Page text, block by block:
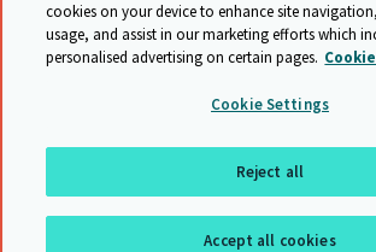
© Cambridge University Press &
Ochrona danych
Statement on modern slavery
Do góry
cookies on your device to enhance site
usage, and assist in our marketing efforts which
personalised advertising on certain pages.
Cookie Settings
Reject all
Accept all cookies